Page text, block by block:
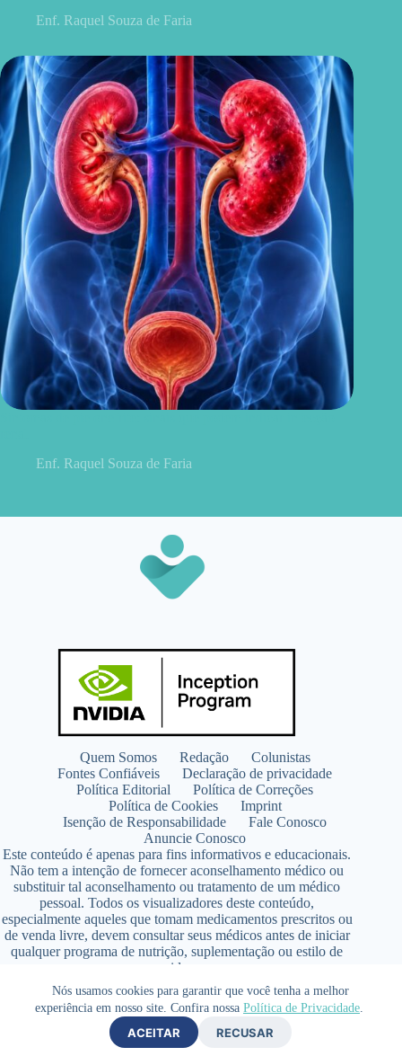
Nós usamos cookies para garantir que você tenha a melhor
experiência em nosso site. Confira nossa Política de Privacidade.
ACEITAR RECUSAR
Enf. Raquel Souza de Faria
Enf. Raquel Souza de Faria
Quem Somos Redação
Colunistas
Fontes Confiáveis
Declaração de privacidade
Política Editorial
Política de Correções
Política de Cookies
Imprint
Isenção de Responsabilidade
Fale Conosco
Anuncie Conosco
Este conteúdo é apenas para fins informativos e educacionais.
Não tem a intenção de fornecer aconselhamento médico ou
substituir tal aconselhamento ou tratamento de um médico
pessoal. Todos os visualizadores deste conteúdo,
especialmente aqueles que tomam medicamentos prescritos ou
de venda livre, devem consultar seus médicos antes de iniciar
qualquer programa de nutrição, suplementação ou estilo de
vida.
Copyright © 2026 - SaúdeLAB.com pertence ao grupo
VKCF Soluções Digitais Ltda - CNPJ n° 43.726.917/0001-80
- Contato +55 (65) 99813- 4203 - Responsável Técnica:
Farmacêutica Elizandra Civalsci Costa - CRF MT n° 3490